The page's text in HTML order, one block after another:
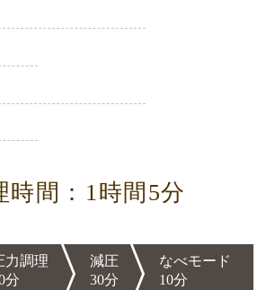
時間：1時間5分
力調理
分
減圧
30分
なべモード
10分